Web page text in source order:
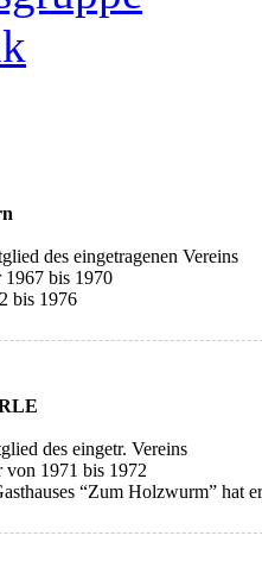
des eingetragenen Vereins
1967 bis 1970
bis 1976
des eingetr. Vereins
von 1971 bis 1972
“Zum Holzwurm” hat